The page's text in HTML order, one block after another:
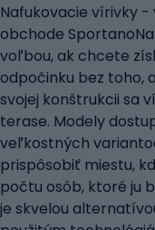
Nafukovacie vírivky
obchode
voľbou, ak chcete
odpočinku bez toho,
svojej konštrukcii sa
terase. Modely
veľkostných
prispôsobiť miestu,
počtu osôb, ktoré ju
je skvelou